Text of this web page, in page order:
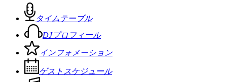
タイムテーブル
DJプロフィール
インフォメーション
ゲストスケジュール